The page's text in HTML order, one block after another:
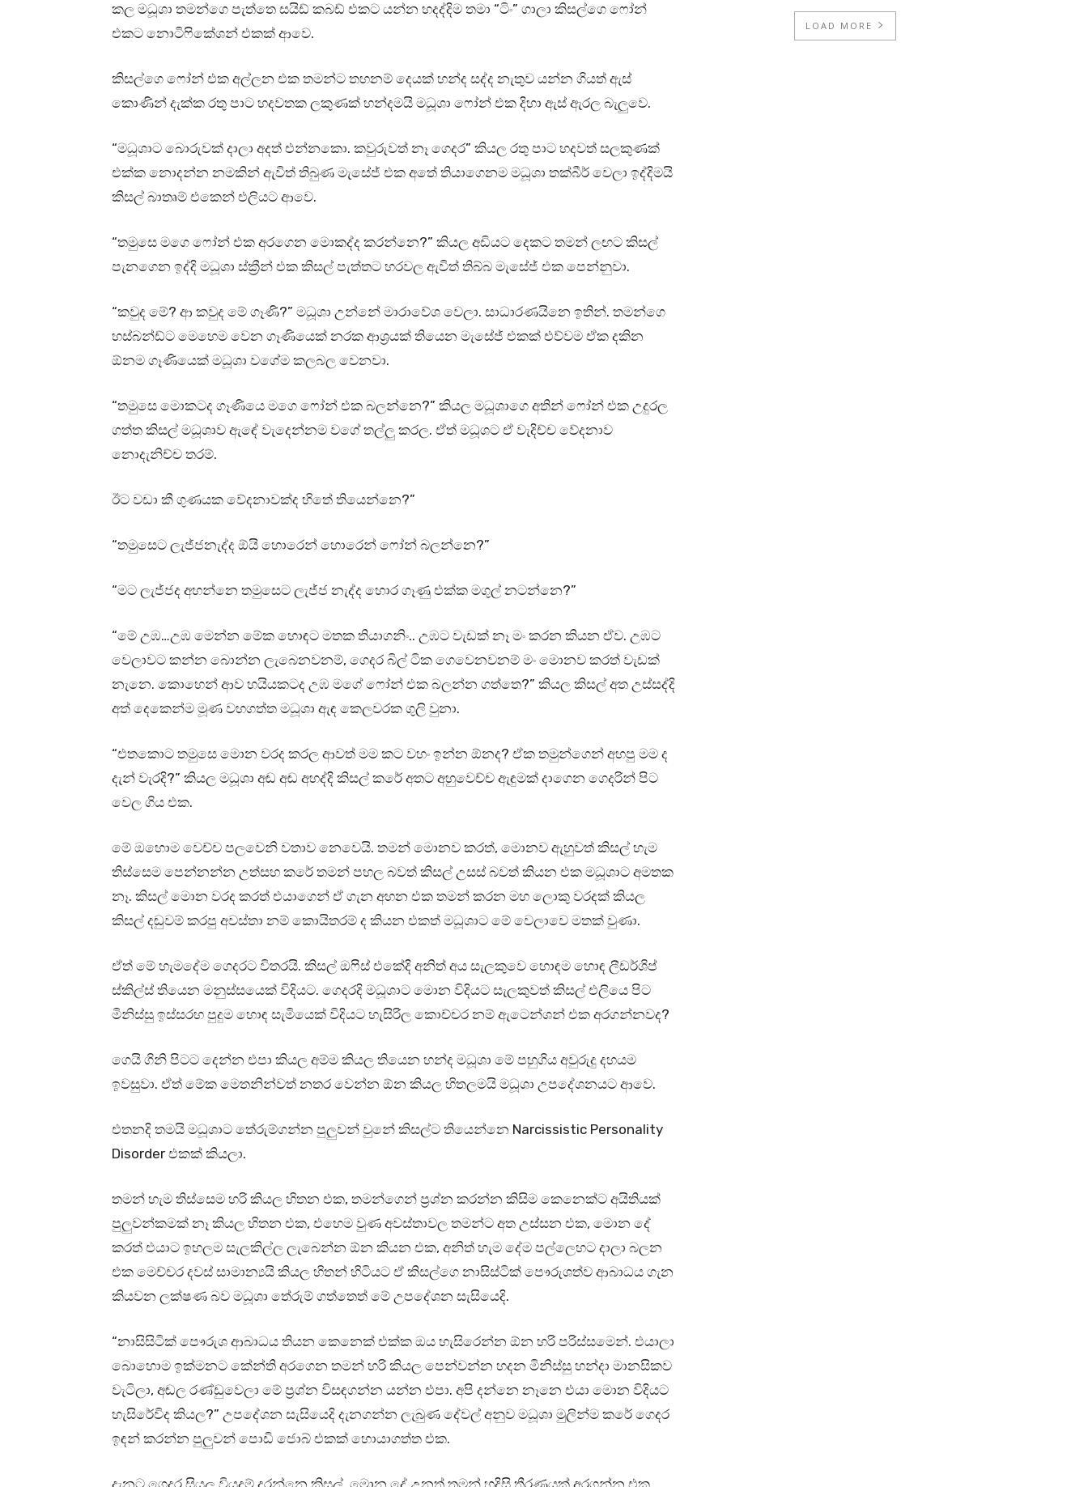
කල මධූශා තමන්ගෙ පැත්තෙ සයිඩ් කබඩ් එකට යන්න හදද්දිම තමා “ටිං” ගාලා කිසල්ගෙ ෆෝන්
එකට නොටිෆිකේශන් එකක් ආවෙ.
කිසල්ගෙ ෆෝන් එක අල්ලන එක තමන්ට තහනම් දෙයක් හන්ද සද්ද නැතුව යන්න ගියත් ඇස්
කොණින් දැක්ක රතු පාට හදවතක ලකුණක් හන්දමයි මධූශා ෆෝන් එක දිහා ඇස් ඇරල බැලුවෙ.
“මධූශාට බොරුවක් දාලා අදත් එන්නකො. කවුරුවත් නෑ ගෙදර” කියල රතු පාට හදවත් සලකුණක්
එක්ක නොදන්න නමකින් ඇවිත් තිබුණ මැසේජ් එක අතේ තියාගෙනම මධූශා තක්බීර් වෙලා ඉද්දිමයි
කිසල් බාතෘම් එකෙන් එලියට ආවෙ.
“තමුසෙ මගෙ ෆෝන් එක අරගෙන මොකද්ද කරන්නෙ?” කියල අඩියට දෙකට තමන් ලඟට කිසල්
පැනගෙන ඉද්දි මධූශා ස්ක්‍රීන් එක කිසල් පැත්තට හරවල ඇවිත් තිබ්බ මැසේජ් එක පෙන්නුවා.
“කවුද මේ? ආ කවුද මේ ගෑණි?” මධූශා උන්නේ මාරාවේශ වෙලා. සාධාරණයිනෙ ඉතින්. තමන්ගෙ
හස්බන්ඩ්ට මෙහෙම වෙන ගෑණියෙක් නරක ආශ්‍රයක් තියෙන මැසේජ් එකක් එව්වම ඒක දකින
ඕනම ගෑණියෙක් මධූශා වගේම කලබල වෙනවා.
“තමුසෙ මොකටද ගෑණියෙ මගෙ ෆෝන් එක බලන්නෙ?” කියල මධූශාගෙ අතින් ෆෝන් එක උදුරල
ගත්ත කිසල් මධූශාව ඇඳේ වැදෙන්නම වගේ තල්ලු කරල. ඒත් මධූශට ඒ වැදිච්ච වේදනාව
නොදැනිච්ච තරම්.
ඊට වඩා කී ගුණයක වේදනාවක්ද හිතේ තියෙන්නෙ?”
“තමුසෙට ලැජ්ජනැද්ද ඕයි හොරෙන් හොරෙන් ෆෝන් බලන්නෙ?”
“මට ලැජ්ජද අහන්නෙ තමුසෙට ලැජ්ජ නැද්ද හොර ගෑණු එක්ක මගුල් නටන්නෙ?”
“මේ උඹ…උඹ මෙන්න මේක හොඳට මතක තියාගනිං.. උඹට වැඩක් නෑ මං කරන කියන ඒව. උඹට
වෙලාවට කන්න බොන්න ලැබෙනවනම්, ගෙදර බිල් ටික ගෙවෙනවනම් මං මොනව කරත් වැඩක්
නැනෙ. කොහෙන් ආව හයියකටද උඹ මගේ ෆෝන් එක බලන්න ගත්තෙ?” කියල කිසල් අත උස්සද්දි
අත් දෙකෙන්ම මූණ වහගත්ත මධූශා ඇඳ කෙලවරක ගුලි වුනා.
“එතකොට තමුසෙ මොන වරද කරල ආවත් මම කට වහං ඉන්න ඕනද? ඒක තමුන්ගෙන් අහපු මම ද
දැන් වැරදි?” කියල මධූශා අඬ අඬ අහද්දි කිසල් කරේ අතට අහුවෙච්ච ඇඳුමක් දාගෙන ගෙදරින් පිට
වෙල ගිය එක.
මේ ඔහොම වෙච්ච පලවෙනි වතාව නෙවෙයි. තමන් මොනව කරත්, මොනව ඇහුවත් කිසල් හැම
තිස්සෙම පෙන්නන්න උත්සහ කරේ තමන් පහල බවත් කිසල් උසස් බවත් කියන එක මධූශාට අමතක
නෑ. කිසල් මොන වරද කරත් එයාගෙන් ඒ ගැන අහන එක තමන් කරන මහ ලොකු වරදක් කියල
කිසල් දඬුවම් කරපු අවස්තා නම් කොයිතරම් ද කියන එකත් මධූශාට මේ වෙලාවෙ මතක් වුණා.
ඒත් මේ හැමදේම ගෙදරට විතරයි. කිසල් ඔෆිස් එකේදි අනිත් අය සැලකුවෙ හොඳම හොඳ ලීඩර්ශිප්
ස්කිල්ස් තියෙන මනුස්සයෙක් විදියට. ගෙදරදි මධූශාට මොන විදියට සැලකුවත් කිසල් එලියෙ පිට
මිනිස්සු ඉස්සරහ පුදුම හොඳ සැමියෙක් විදියට හැසිරිල කොච්චර නම් ඇටෙන්ශන් එක අරගන්නවද?
ගෙයි ගිනි පිටට දෙන්න එපා කියල අම්ම කියල තියෙන හන්ද මධූශා මේ පහුගිය අවුරුදු දහයම
ඉවසුවා. ඒත් මේක මෙතනින්වත් නතර වෙන්න ඕන කියල හිතලමයි මධූශා උපදේශනයට ආවෙ.
එතනදි තමයි මධූශාට තේරුම්ගන්න පුලුවන් වුනේ කිසල්ට තියෙන්නෙ Narcissistic Personality
Disorder එකක් කියලා.
තමන් හැම තිස්සෙම හරි කියල හිතන එක, තමන්ගෙන් ප්‍රශ්න කරන්න කිසිම කෙනෙක්ට අයිතියක්
පුලුවන්කමක් නෑ කියල හිතන එක, එහෙම වුණ අවස්තාවල තමන්ට අත උස්සන එක, මොන දේ
කරත් එයාට ඉහලම සැලකිල්ල ලැබෙන්න ඕන කියන එක, අනිත් හැම දේම පල්ලෙහට දාලා බලන
එක මෙච්චර දවස් සාමාන්‍යයි කියල හිතන් හිටියට ඒ කිසල්ගෙ නාසිස්ටික් පෞරුශත්ව ආබාධය ගැන
කියවන ලක්ෂණ බව මධූශා තේරුම් ගත්තෙත් මේ උපදේශන සැසියෙදි.
“නාසිසිටික් පෞරුශ ආබාධය තියන කෙනෙක් එක්ක ඔය හැසිරෙන්න ඕන හරි පරිස්සමෙන්. එයාලා
බොහොම ඉක්මනට කේන්ති අරගෙන තමන් හරි කියල පෙන්වන්න හදන මිනිස්සු හන්දා මානසිකව
වැටිලා, අඬල රණ්ඩුවෙලා මේ ප්‍රශ්න විසඳගන්න යන්න එපා. අපි දන්නෙ නෑනෙ එයා මොන විදියට
හැසිරේවිද කියල?” උපදේශන සැසියෙදි දැනගන්න ලැබුණ දේවල් අනුව මධූශා මුලින්ම කරේ ගෙදර
ඉඳන් කරන්න පුලුවන් පොඩි ජොබ් එකක් හොයාගත්ත එක.
LOAD MORE